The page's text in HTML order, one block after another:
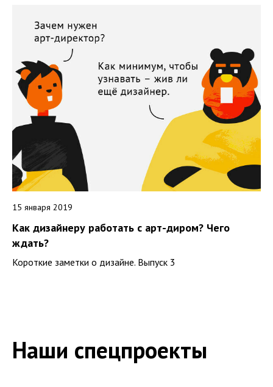
15 января 2019
Как дизайнеру работать с арт-диром? Чего
ждать?
Короткие заметки о дизайне. Выпуск 3
Наши спецпроекты